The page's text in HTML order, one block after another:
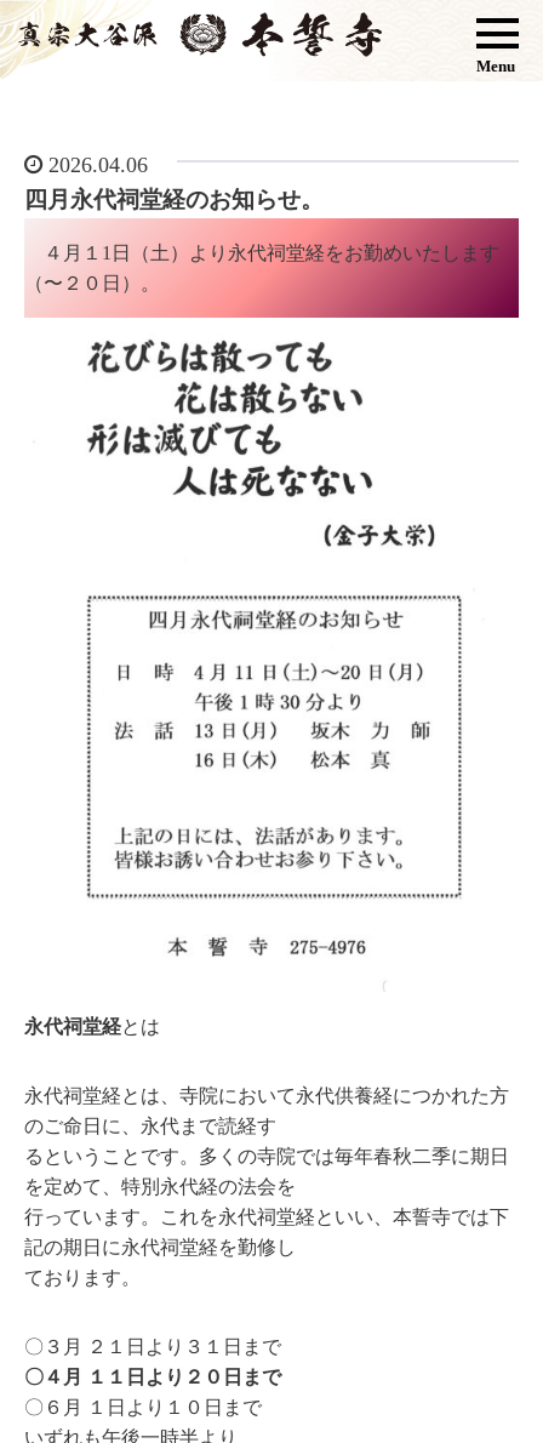
Menu
2026.04.06
四月永代祠堂経のお知らせ。
４月１1日（土）より永代祠堂経をお勤めいたします
（〜２０日）。
永代祠堂経とは
永代祠堂経とは、寺院において永代供養経につかれた⽅
のご命⽇に、永代まで読経す
るということです。多くの寺院では毎年春秋⼆季に期⽇
を定めて、特別永代経の法会を
⾏っています。これを永代祠堂経といい、本誓寺では下
記の期⽇に永代祠堂経を勤修し
ております。
〇３⽉ ２１⽇より３１⽇まで
〇４⽉ １１⽇より２０⽇まで
〇６⽉ １⽇より１０⽇まで
いずれも午後⼀時半より